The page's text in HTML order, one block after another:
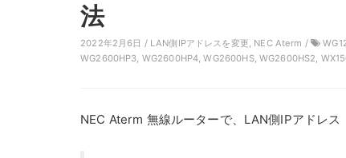
法
2022年2月6日 / LAN側IPアドレスを変更, NEC Aterm /
WG2600HP3, WG2600HP4,WG2600HS, WG2600HS2,
NEC Aterm 無線ルーターで、LAN側IPアドレス